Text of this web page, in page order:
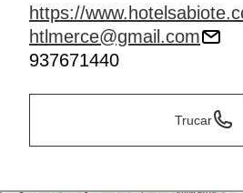
https://
htlmerce@gmail.com
937671440
Trucar